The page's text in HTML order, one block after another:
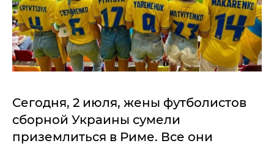
Сегодня, 2 июля, жены футболистов
сборной Украины сумели
приземлиться в Риме. Все они